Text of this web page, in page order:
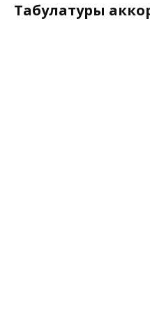
Табулатуры